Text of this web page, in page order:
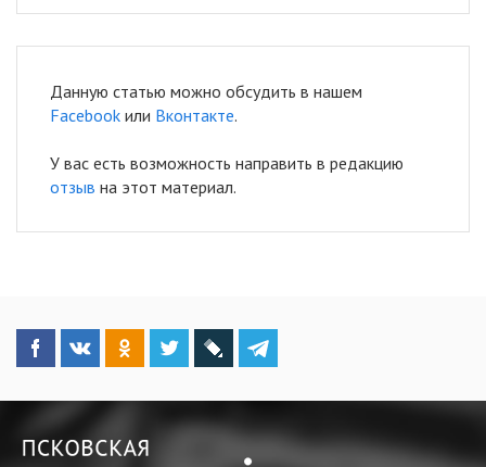
Данную статью можно обсудить в нашем
Facebook или Вконтакте.
У вас есть возможность направить в редакцию
отзыв на этот материал.